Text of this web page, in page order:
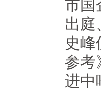
市国
出庭
史
参考
进中